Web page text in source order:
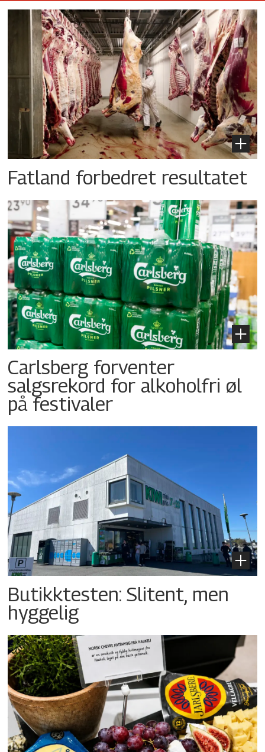
Fatland forbedret resultatet
Carlsberg forventer
salgsrekord for alkoholfri øl
på festivaler
Butikktesten: Slitent, men
hyggelig